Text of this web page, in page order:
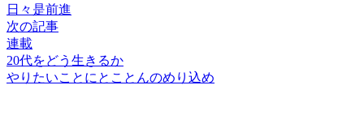
日々是前進
次の記事
連載
20代をどう生きるか
やりたいことに とことんのめり込め